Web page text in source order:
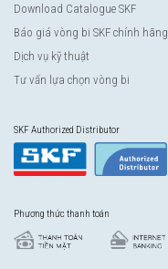
Download Catalogue SKF
Báo giá vòng bi SKF chính hãng
Dịch vụ kỹ thuật
Tư vấn lựa chọn vòng bi
SKF Authorized Distributor
Phương thức thanh toán